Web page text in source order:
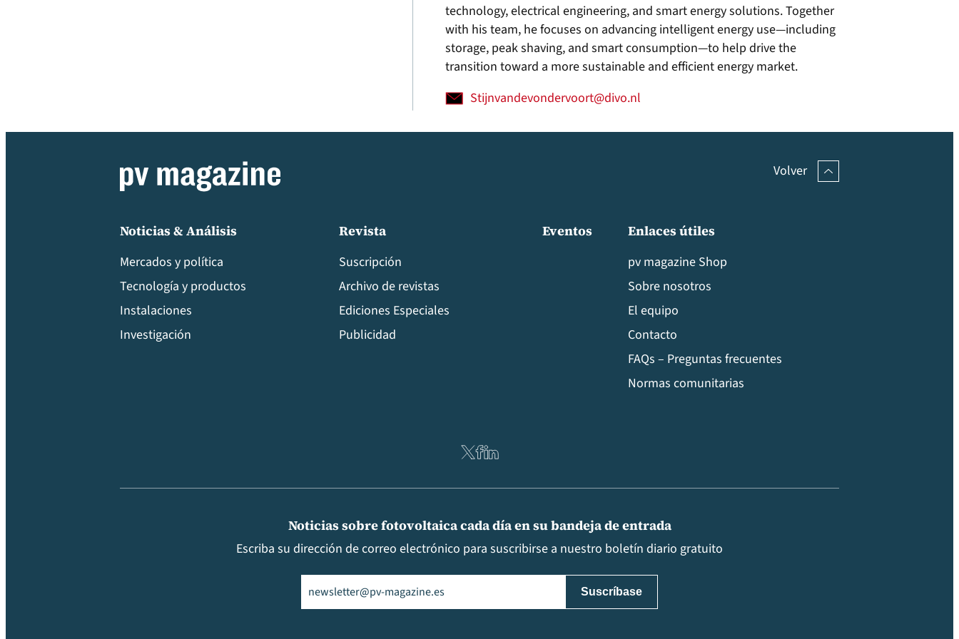
technology, electrical engineering, and smart energy solutions. Together
with his team, he focuses on advancing intelligent energy use—including
storage, peak shaving, and smart consumption—to help drive the
transition toward a more sustainable and efficient energy market.
Stijnvandevondervoort@divo.nl
Volver
Noticias & Análisis
Mercados y política
Tecnología y productos
Instalaciones
Investigación
Revista
Suscripción
Archivo de revistas
Ediciones Especiales
Publicidad
Eventos
Enlaces útiles
pv magazine Shop
Sobre nosotros
El equipo
Contacto
FAQs – Preguntas frecuentes
Normas comunitarias
Noticias sobre fotovoltaica cada día en su bandeja de entrada
Escriba su dirección de correo electrónico para suscribirse a nuestro boletín diario gratuito
(Obligatorio)